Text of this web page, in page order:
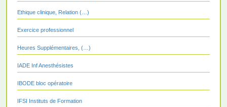
Ethique clinique, Relation (…)
Exercice professionnel
Heures Supplémentaires, (…)
IADE Inf Anesthésistes
IBODE bloc opératoire
IFSI Instituts de Formation